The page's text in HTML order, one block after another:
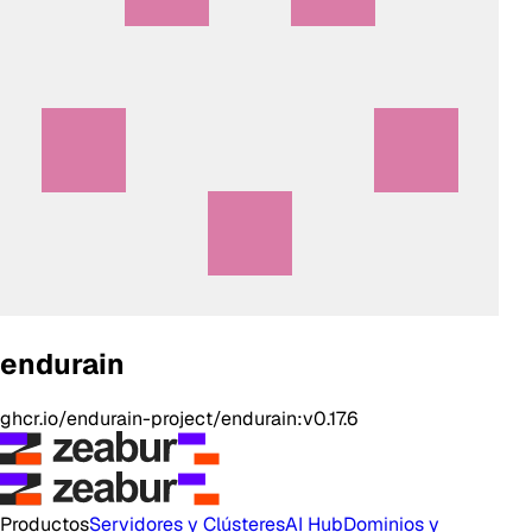
endurain
ghcr.io/endurain-project/endurain:v0.17.6
ProductosServidores y ClústeresAI HubDominios y